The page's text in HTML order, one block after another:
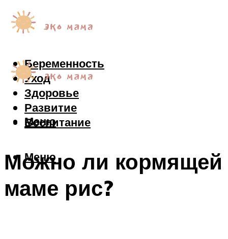
Беременность
Уход
Здоровье
Развитие
Воспитание
Меню
Меню
Можно ли кормящей
маме рис?